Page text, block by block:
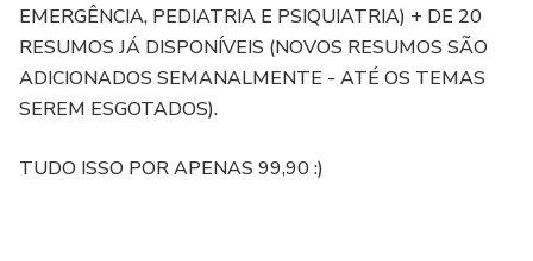
EMERGÊNCIA, PEDIATRIA E PSIQUIATRIA) + DE 20
RESUMOS JÁ DISPONÍVEIS (NOVOS RESUMOS SÃO
ADICIONADOS SEMANALMENTE - ATÉ OS TEMAS
SEREM ESGOTADOS).
TUDO ISSO POR APENAS 99,90 :)